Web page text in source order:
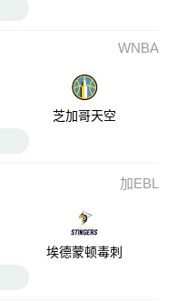
WNBA
芝加哥天空
加EBL
埃德蒙顿毒刺